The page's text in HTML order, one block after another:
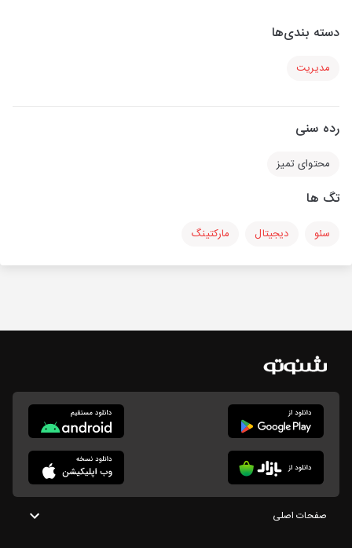
دسته بندی‌ها
مدیریت
رده سنی
محتوای تمیز
تگ ها
سئو دیجیتال مارکتینگ
صفحات اصلی